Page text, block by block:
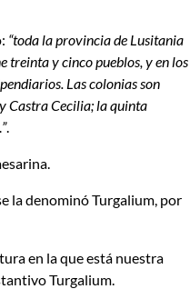
“toda la provincia de Lusitania
treinta y cinco pueblos, y en los
Las colonias son
Castra Cecilia; la quinta
.
la denominó Turgalium, por
en la que está nuestra
Turgalium.